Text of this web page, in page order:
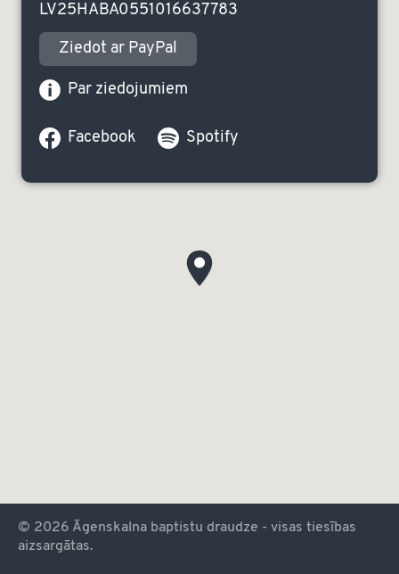
LV25HABA0551016637783
Ziedot ar PayPal
Par ziedojumiem
Facebook Spotify
© 2026 Āgenskalna baptistu draudze - visas tiesības
aizsargātas.